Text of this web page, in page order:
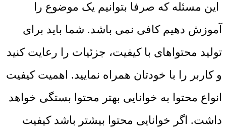
این مسئله که صرفا بتوانیم یک موضوع را
آموزش دهیم کافی نمی ‌باشد. شما باید برای
تولید محتواهای با کیفیت، جزئیات را رعایت کنید
و کاربر را با خودتان همراه نمایید. اهمیت کیفیت
انواع محتوا به خوانایی بهتر محتوا بستگی خواهد
داشت. اگر خوانایی محتوا بیشتر باشد کیفیت